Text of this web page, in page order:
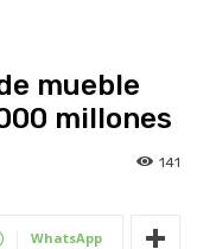
mueble
millones
141
WhatsApp